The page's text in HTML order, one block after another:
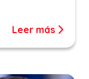
Leer más